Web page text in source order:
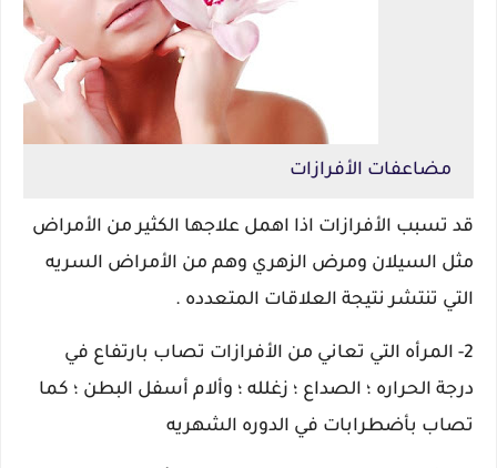
مضاعفات الأفرازات
قد تسبب الأفرازات اذا اهمل علاجها الكثير من الأمراض
مثل السيلان ومرض الزهري وهم من الأمراض السريه
التي تنتشر نتيجة العلاقات المتعدده .
2- المرأه التي تعاني من الأفرازات تصاب بارتفاع في
درجة الحراره ؛ الصداع ؛ زغلله ؛ وألام أسفل البطن ؛ كما
تصاب بأضطرابات في الدوره الشهريه